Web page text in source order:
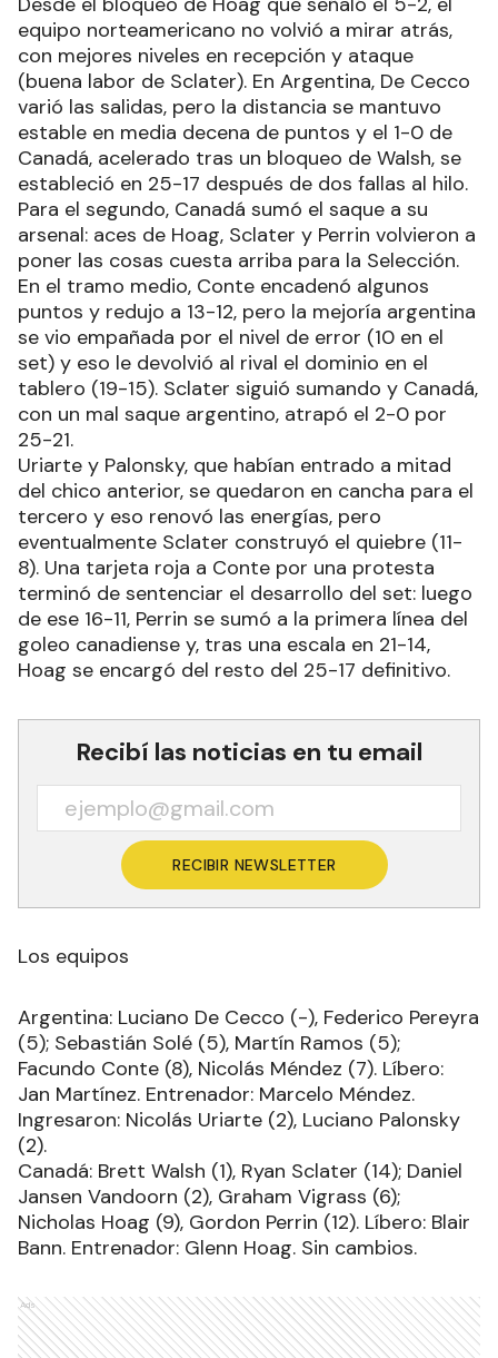
equipo norteamericano no volvió a mirar atrás,
con mejores niveles en recepción y ataque
(buena labor de Sclater). En Argentina, De Cecco
varió las salidas, pero la distancia se mantuvo
estable en media decena de puntos y el 1-0 de
Canadá, acelerado tras un bloqueo de Walsh, se
estableció en 25-17 después de dos fallas al hilo.
Para el segundo, Canadá sumó el saque a su
arsenal: aces de Hoag, Sclater y Perrin volvieron a
poner las cosas cuesta arriba para la Selección.
En el tramo medio, Conte encadenó algunos
puntos y redujo a 13-12, pero la mejoría argentina
se vio empañada por el nivel de error (10 en el
set) y eso le devolvió al rival el dominio en el
tablero (19-15). Sclater siguió sumando y Canadá,
con un mal saque argentino, atrapó el 2-0 por
25-21.
Uriarte y Palonsky, que habían entrado a mitad
del chico anterior, se quedaron en cancha para el
tercero y eso renovó las energías, pero
eventualmente Sclater construyó el quiebre (11-
8). Una tarjeta roja a Conte por una protesta
terminó de sentenciar el desarrollo del set: luego
de ese 16-11, Perrin se sumó a la primera línea del
goleo canadiense y, tras una escala en 21-14,
Hoag se encargó del resto del 25-17 definitivo.
Recibí las noticias en tu email
RECIBIR NEWSLETTER
Los equipos
Argentina: Luciano De Cecco (-), Federico Pereyra
(5); Sebastián Solé (5), Martín Ramos (5);
Facundo Conte (8), Nicolás Méndez (7). Líbero:
Jan Martínez. Entrenador: Marcelo Méndez.
Ingresaron: Nicolás Uriarte (2), Luciano Palonsky
(2).
Canadá: Brett Walsh (1), Ryan Sclater (14); Daniel
Jansen Vandoorn (2), Graham Vigrass (6);
Nicholas Hoag (9), Gordon Perrin (12). Líbero: Blair
Bann. Entrenador: Glenn Hoag. Sin cambios.
Ads